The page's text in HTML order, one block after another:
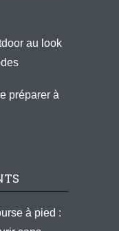
au look
préparer à
à pied :